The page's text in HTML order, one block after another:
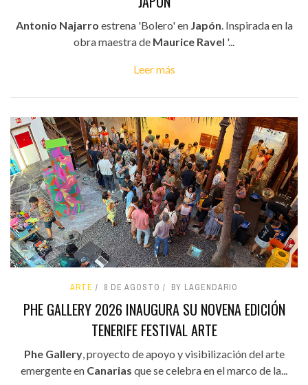
Antonio Najarro estrena 'Bolero' en Japón . Inspirada en la
obra maestra de Maurice Ravel '...
Leer más
ARTE 8 DE AGOSTO BY LAGENDARIO
PHE GALLERY 2026 INAUGURA SU NOVENA EDICIÓN
TENERIFE FESTIVAL ARTE
Phe Gallery, proyecto de apoyo y visibilización del arte
emergente en Canarias que se celebra en el marco de la...